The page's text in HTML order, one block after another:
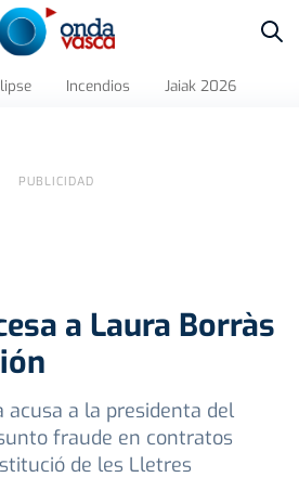
Incendios Jaiak 2026
a Laura Borràs
acusa a la presidenta del
fraude en contratos
de les Lletres